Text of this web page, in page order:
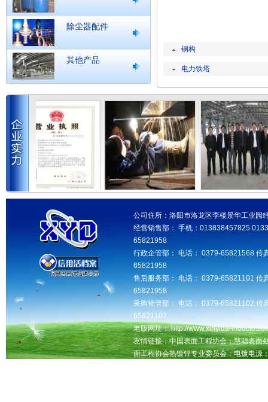
除尘器配件
其他产品
钢构
电力铁塔
公司住所：洛阳市洛龙区李楼景华工业
经营销售部： 手机：013838457825
65821958
行政企管部： 电话： 0379-65821568 传
65821958
售后服务部： 电话： 0379-65821101 传
65821958
采购物管部： 电话： 0379-65821102 传
65821102
老版网址： http://www.xinyida-
友情链接：中国表面工程协会；慧聪表面
面工程协会热镀锌专业委员会；电镀电源